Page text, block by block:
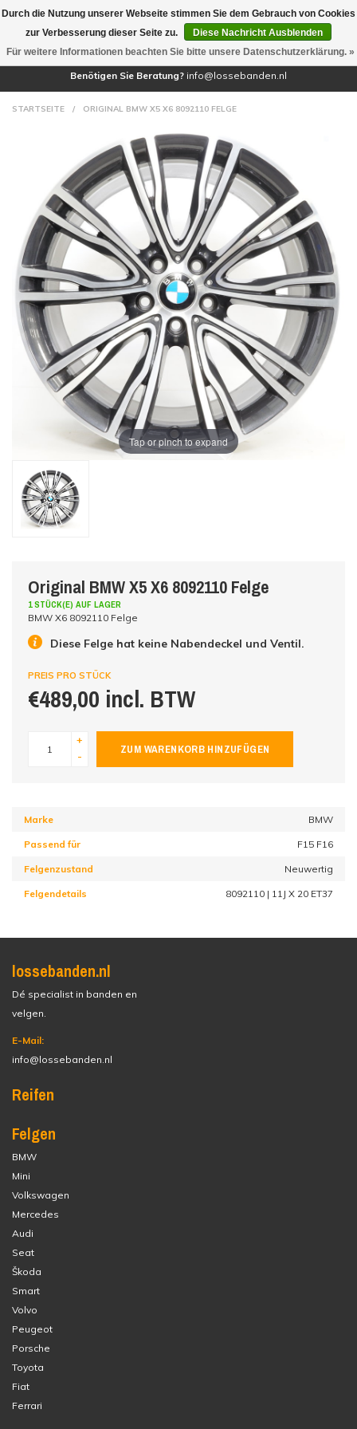
(0)
Benötigen Sie Beratung? info@lossebanden.nl
STARTSEITE / ORIGINAL BMW X5 X6 8092110 FELGE
Tap or pinch to expand
Original BMW X5 X6 8092110 Felge
1 STÜCK(E) AUF LAGER
BMW X6 8092110 Felge
Diese Felge hat keine Nabendeckel und Ventil.
PREIS PRO STÜCK
€489,00 incl. BTW
+
-
ZUM WARENKORB HINZUFÜGEN
Marke BMW
Passend für F15 F16
Felgenzustand Neuwertig
Felgendetails 8092110 | 11J X 20 ET37
lossebanden.nl
Dé specialist in banden en
velgen.
E-Mail:
info@lossebanden.nl
Reifen
Felgen
BMW
Mini
Volkswagen
Mercedes
Audi
Seat
Škoda
Smart
Volvo
Peugeot
Porsche
Toyota
Fiat
Ferrari
Durch die Nutzung unserer Webseite stimmen Sie dem Gebrauch von Cookies
zur Verbesserung dieser Seite zu.
Diese Nachricht Ausblenden
Für weitere Informationen beachten Sie bitte unsere Datenschutzerklärung. »